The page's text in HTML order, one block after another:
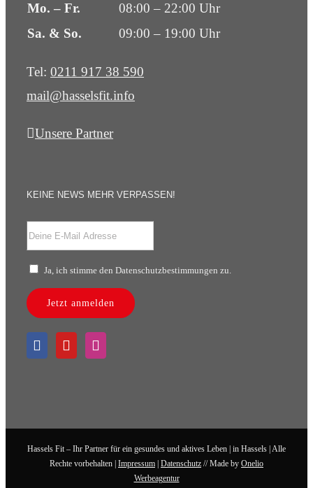
Mo. – Fr.
08:00 – 22:00 Uhr
Sa. & So.
09:00 – 19:00 Uhr
Tel: 0211 917 38 590
mail@hasselsfit.info
Unsere Partner
KEINE NEWS MEHR VERPASSEN!
Ja, ich stimme den Datenschutzbestimmungen zu.
Jetzt anmelden
Hassels Fit – Ihr Partner für ein gesundes und aktives Leben | in Hassels | Alle
Rechte vorbehalten | Impressum Datenschutz // Made by Onelio
Werbeagentur